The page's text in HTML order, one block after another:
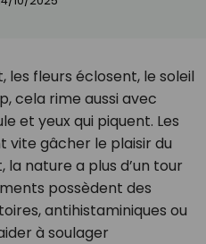
les fleurs éclosent, le soleil
cela rime aussi avec
et yeux qui piquent. Les
vite gâcher le plaisir du
nature a plus d’un tour
possèdent des
antihistaminiques ou
à soulager